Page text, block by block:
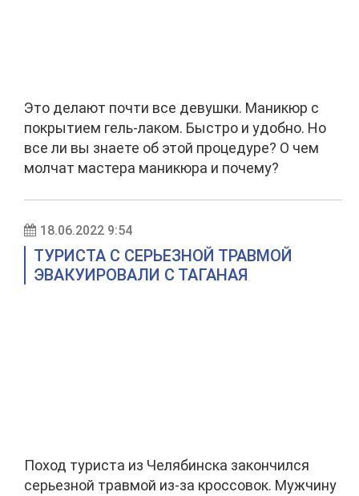
Это делают почти все девушки. Маникюр с
покрытием гель-лаком. Быстро и удобно. Но
все ли вы знаете об этой процедуре? О чем
молчат мастера маникюра и почему?
18.06.2022 9:54
ТУРИСТА С СЕРЬЕЗНОЙ ТРАВМОЙ
ЭВАКУИРОВАЛИ С ТАГАНАЯ
Поход туриста из Челябинска закончился
серьезной травмой из-за кроссовок. Мужчину